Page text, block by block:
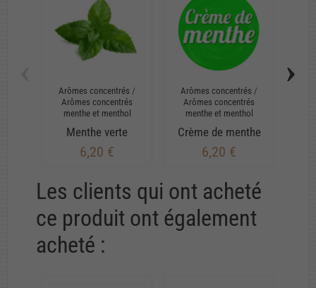
Arômes concentrés /
Arômes concentrés
menthe et menthol
Menthe verte
6,20 €
Arômes concentrés /
Arômes concentrés
menthe et menthol
Crème de menthe
6,20 €
›
Les clients qui ont acheté
ce produit ont également
acheté :